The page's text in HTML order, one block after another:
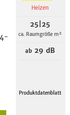
Heizen
25|25
ca. Raumgröße m²
ab 29 dB
Produktdatenblatt